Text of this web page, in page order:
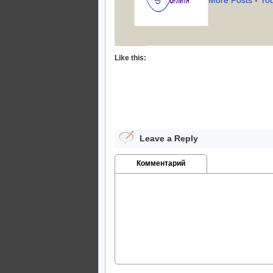
Like this:
Leave a Reply
Комментарий